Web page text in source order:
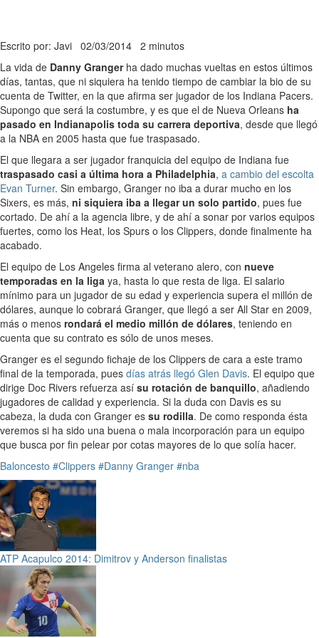
Escrito por: Javi 02/03/2014 2 minutos
La vida de Danny Grangerha dado muchas vueltas en estos últimos
días, tantas, que ni siquiera ha tenido tiempo de cambiar la bio de su
cuenta de Twitter, en la que afirma ser jugador de los Indiana Pacers.
Supongo que será la costumbre, y es que el de Nueva Orleans ha
pasado en Indianapolis toda su carrera deportiva, desde que llegó
a la NBA en 2005 hasta que fue traspasado.
El que llegara a ser jugador franquicia del equipo de Indiana fue
traspasado casi a última hora a Philadelphia, a cambio del escolta
Evan Turner. Sin embargo, Granger no iba a durar mucho en los
Sixers, es más, ni siquiera iba a llegar un solo partido, pues fue
cortado. De ahí a la agencia libre, y de ahí a sonar por varios equipos
fuertes, como los Heat, los Spurs o los Clippers, donde finalmente ha
acabado.
El equipo de Los Angeles firma al veterano alero, con nueve
temporadas en la liga ya, hasta lo que resta de liga. El salario
mínimo para un jugador de su edad y experiencia supera el millón de
dólares, aunque lo cobrará Granger, que llegó a ser All Star en 2009,
más o menos rondará el medio millón de dólares, teniendo en
cuenta que su contrato es sólo de unos meses.
Granger es el segundo fichaje de los Clippers de cara a este tramo
final de la temporada, pues días atrás llegó Glen Davis. El equipo que
dirige Doc Rivers refuerza así su rotación de banquillo, añadiendo
jugadores de calidad y experiencia. Si la duda con Davis es su
cabeza, la duda con Granger es su rodilla. De como responda ésta
veremos si ha sido una buena o mala incorporación para un equipo
que busca por fin pelear por cotas mayores de lo que solía hacer.
Baloncesto #Clippers #Danny Granger #nba
ATP Acapulco 2014: Dimitrov y Anderson finalistas